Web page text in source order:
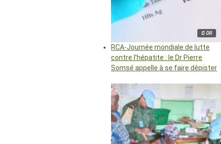
© DR
RCA-Journée mondiale de lutte
contre l’hépatite : le Dr Pierre
Somsé appelle à se faire dépister